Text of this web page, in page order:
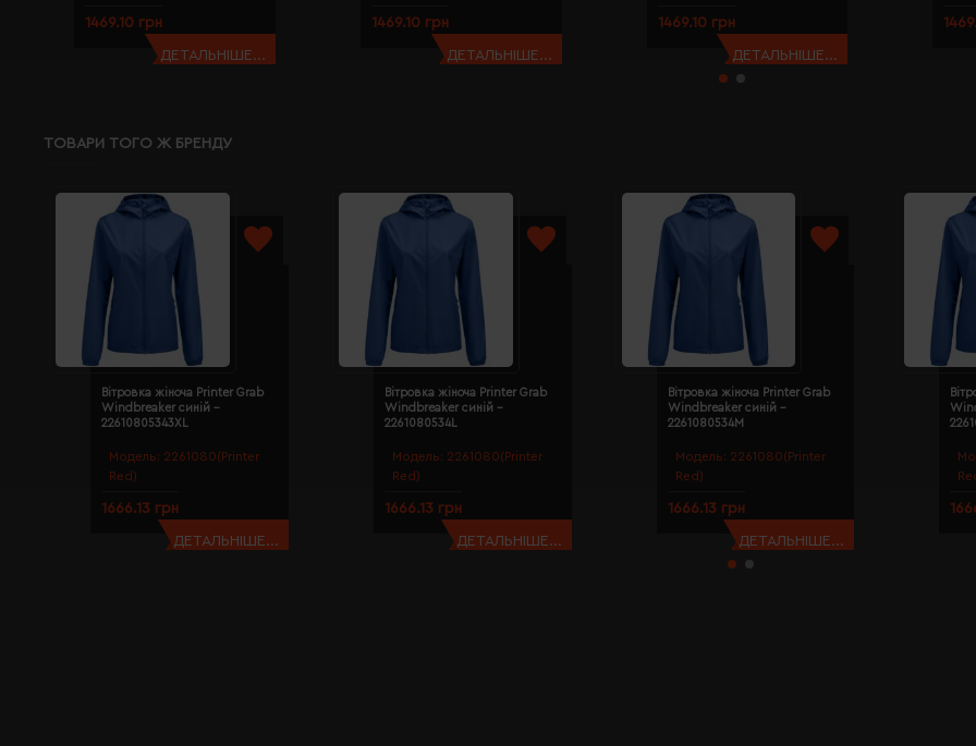
1469.10 грн
ДЕТАЛЬНІШЕ...
1469.10 грн
ДЕТАЛЬНІШЕ...
1469.10 грн
ДЕТАЛЬНІШЕ...
ТОВАРИ ТОГО Ж БРЕНДУ
Модель: 2261080(Printer
Red)
Вітровка жіноча Printer Grab
Windbreaker синій -
22610805343XL
1666.13 грн
ДЕТАЛЬНІШЕ...
Модель: 2261080(Printer
Red)
Вітровка жіноча Printer Grab
Windbreaker синій -
2261080534L
1666.13 грн
ДЕТАЛЬНІШЕ...
Модель: 2261080(Printer
Red)
Вітровка жіноча Printer Grab
Windbreaker синій -
2261080534M
1666.13 грн
ДЕТАЛЬНІШЕ...